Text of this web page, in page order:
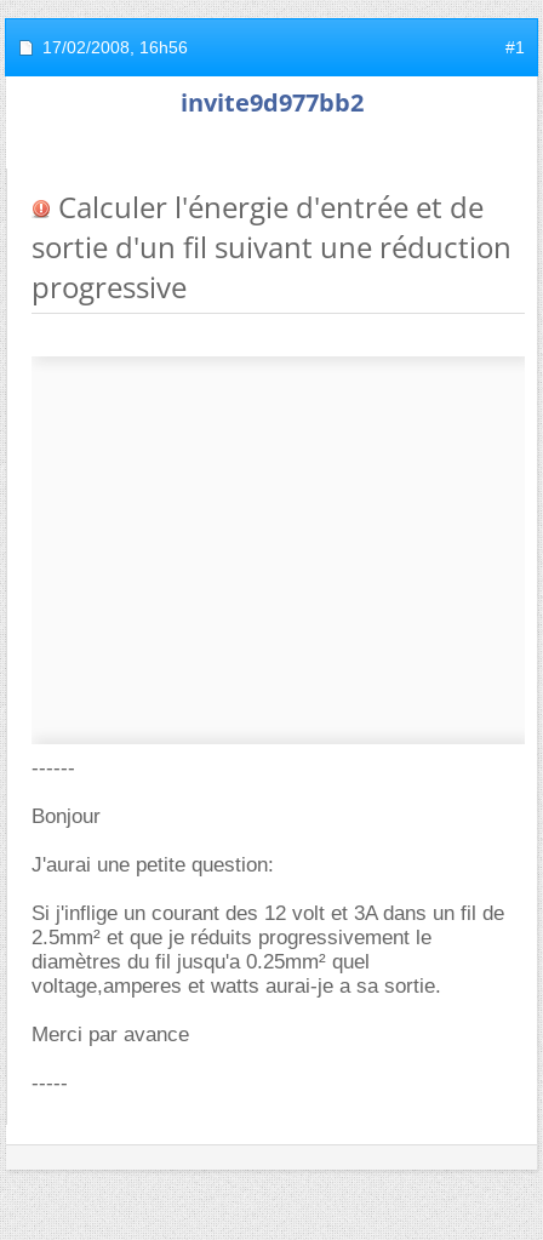
17/02/2008, 16h56 #1
invite9d977bb2
Calculer l'énergie d'entrée et de
sortie d'un fil suivant une réduction
progressive
------
Bonjour
J'aurai une petite question:
Si j'inflige un courant des 12 volt et 3A dans un fil de
2.5mm² et que je réduits progressivement le
diamètres du fil jusqu'a 0.25mm² quel
voltage,amperes et watts aurai-je a sa sortie.
Merci par avance
-----